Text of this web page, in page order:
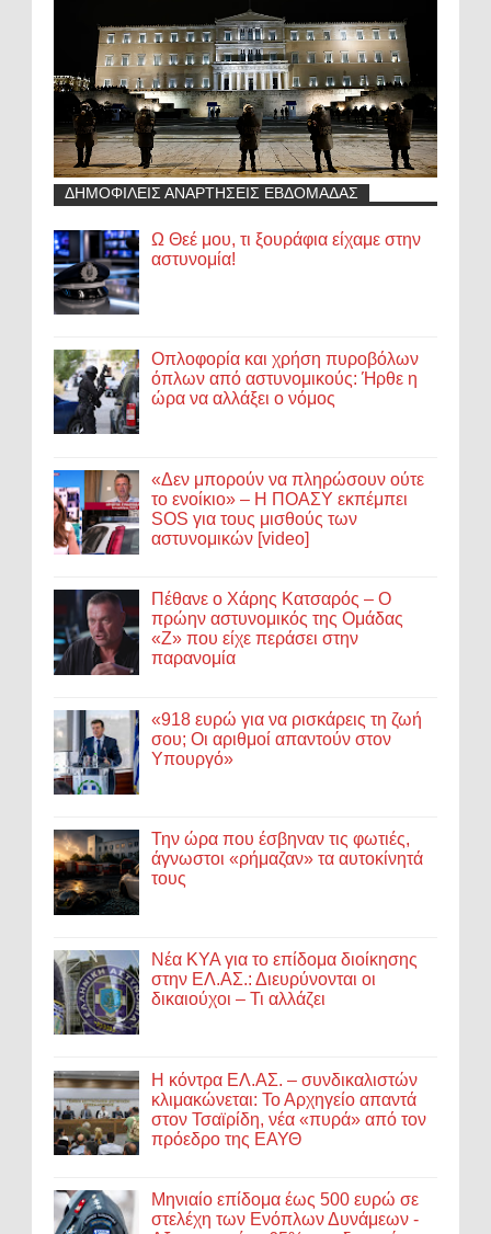
ΔΗΜΟΦΙΛΕΙΣ ΑΝΑΡΤΗΣΕΙΣ ΕΒΔΟΜΑΔΑΣ
Ω Θεέ μου, τι ξουράφια είχαμε στην
αστυνομία!
Οπλοφορία και χρήση πυροβόλων
όπλων από αστυνομικούς: Ήρθε η
ώρα να αλλάξει ο νόμος
«Δεν μπορούν να πληρώσουν ούτε
το ενοίκιο» – Η ΠΟΑΣΥ εκπέμπει
SOS για τους μισθούς των
αστυνομικών [video]
Πέθανε ο Χάρης Κατσαρός – Ο
πρώην αστυνομικός της Ομάδας
«Ζ» που είχε περάσει στην
παρανομία
«918 ευρώ για να ρισκάρεις τη ζωή
σου; Οι αριθμοί απαντούν στον
Υπουργό»
Την ώρα που έσβηναν τις φωτιές,
άγνωστοι «ρήμαζαν» τα αυτοκίνητά
τους
Νέα ΚΥΑ για το επίδομα διοίκησης
στην ΕΛ.ΑΣ.: Διευρύνονται οι
δικαιούχοι – Τι αλλάζει
Η κόντρα ΕΛ.ΑΣ. – συνδικαλιστών
κλιμακώνεται: Το Αρχηγείο απαντά
στον Τσαϊρίδη, νέα «πυρά» από τον
πρόεδρο της ΕΑΥΘ
Μηνιαίο επίδομα έως 500 ευρώ σε
στελέχη των Ενόπλων Δυνάμεων -